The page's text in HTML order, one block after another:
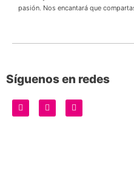
pasión. Nos encantará que
Síguenos en redes